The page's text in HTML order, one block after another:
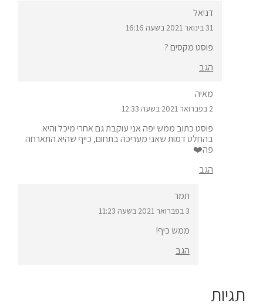
דניאל
31 בינואר 2021 בשעה 16:16
פוסט מקסים ?
הגב
מאיה
2 בפברואר 2021 בשעה 12:33
פוסט כתוב ממש יפה אני עוקבת גם אחרי מיכל והיא
בהחלט דמות שאני מעריכה בתחום, כייף שהיא התארחה
פה❤️
הגב
תמר
3 בפברואר 2021 בשעה 11:23
ממש כיף!
הגב
תגיות